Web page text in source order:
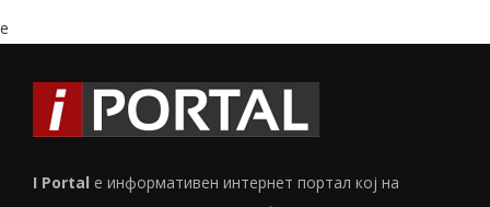
e
I Portal е информативен интернет портал кој на